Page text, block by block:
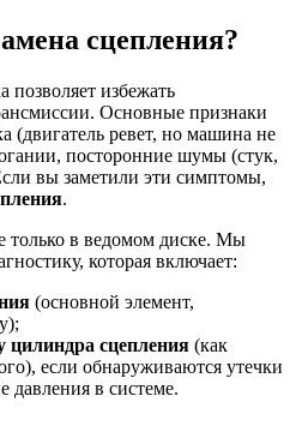
сцепления?
позволяет избежать
Основные признаки
(двигатель ревет, но машина не
посторонние шумы (стук,
вы заметили эти симптомы,
.
только в ведомом диске. Мы
которая включает:
(основной элемент,
цилиндра сцепления (как
если обнаруживаются утечки
давления в системе.